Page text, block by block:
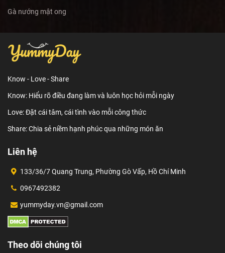
Gà nướng mật ong
Know - Love - Share
Know: Hiểu rõ điều đang làm và luôn học hỏi mỗi ngày
Love: Đặt cái tâm, cái tình vào mỗi công thức
Share: Chia sẻ niềm hạnh phúc qua những món ăn
Liên hệ
133/36/7 Quang Trung, Phường Gò Vấp, Hồ Chí Minh
0967492382
yummyday.vn@gmail.com
Theo dõi chúng tôi